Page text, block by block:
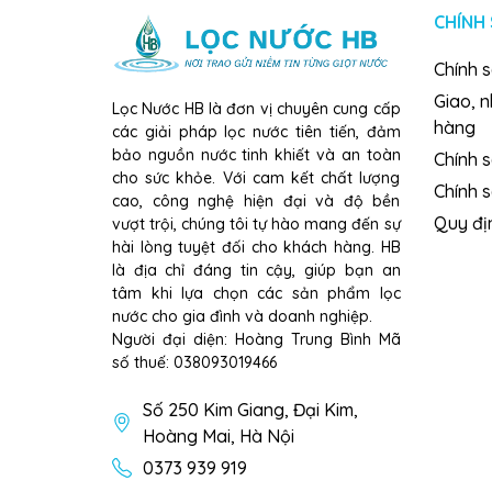
Lợi ích khi sử dụngMáy lọc nước RO
Cung cấp nguồn nước sạch, tinh khiết và
»Hỗ trợ tăng cường sức khỏe, làm chậm quá
»Cải thiện hệ tiêu hóa, giúp cơ thể hấp thu
»Tăng cường sức đề kháng, phòng ngừa
» Tiết kiệm chi phí sử dụng nước đóng chai.
Thông số kỹ thuật
»Số lõi lọc: 12 lõi
Nước đầu ra: 2 chế độ nước: Hydro-ion
Tấm điện cực: 2 tấm điện cực Titanium mạ
Lọc Nước HB là đơn vị chuyên cung cấp
các giải pháp lọc nước tiên tiến, đảm
bảo nguồn nước tinh khiết và an toàn
cho sức khỏe. Với cam kết chất lượng
cao, công nghệ hiện đại và độ bền
vượt trội, chúng tôi tự hào mang đến sự
hài lòng tuyệt đối cho khách hàng. HB
là địa chỉ đáng tin cậy, giúp bạn an
tâm khi lựa chọn các sản phẩm lọc
nước cho gia đình và doanh nghiệp.
Người đại diện: Hoàng Trung Bình Mã
số thuế: 038093019466
Số 250 Kim Giang, Đại Kim,
Hoàng Mai, Hà Nội
0373 939 919
CHÍNH
Chính
Giao,
hàng
Chính
Chính
Quy